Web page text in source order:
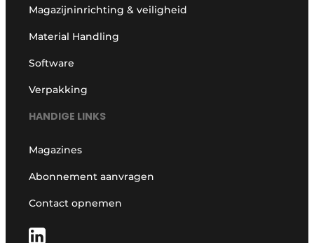
Magazijninrichting & veiligheid
Material Handling
Software
Verpakking
HANDIGE LINKS
Magazines
Abonnement aanvragen
Contact opnemen